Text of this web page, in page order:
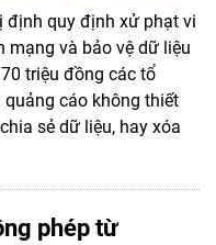
định quy định xử phạt vi
mạng và bảo vệ dữ liệu
triệu đồng các tổ
cáo không thiết
sẻ dữ liệu, hay xóa
phép từ